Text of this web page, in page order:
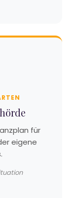
für
eigene